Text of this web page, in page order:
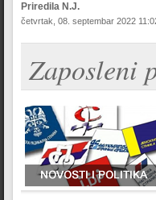
Priredila N.J.
četvrtak, 08. septembar 2022
Zaposleni